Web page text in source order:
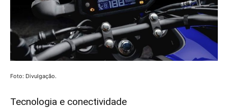
Foto: Divulgação.
Tecnologia e conectividade